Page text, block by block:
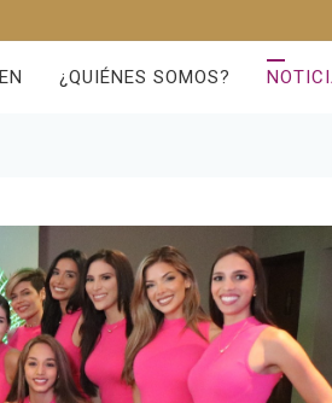
¿QUIÉNES SOMOS?